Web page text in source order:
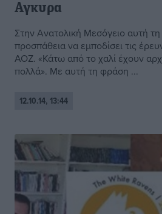
Αγκυρα
Στην Ανατολική Μεσόγειο αυτή
προσπάθεια να εμποδίσει τις
ΑΟΖ. «Κάτω από το χαλί έχουν
πολλά». Με αυτή τη φράση ...
12.10.14, 13:44